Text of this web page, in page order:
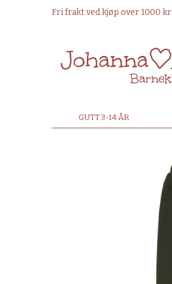
Fri frakt ved kjøp over 1000 kr
GUTT 3-14 ÅR